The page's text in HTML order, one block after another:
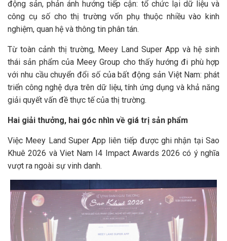
động sản, phản ánh hướng tiếp cận: tổ chức lại dữ liệu và
công cụ số cho thị trường vốn phụ thuộc nhiều vào kinh
nghiệm, quan hệ và thông tin phân tán.
Từ toàn cảnh thị trường, Meey Land Super App và hệ sinh
thái sản phẩm của Meey Group cho thấy hướng đi phù hợp
với nhu cầu chuyển đổi số của bất động sản Việt Nam: phát
triển công nghệ dựa trên dữ liệu, tính ứng dụng và khả năng
giải quyết vấn đề thực tế của thị trường.
Hai giải thưởng, hai góc nhìn về giá trị sản phẩm
Việc Meey Land Super App liên tiếp được ghi nhận tại Sao
Khuê 2026 và Viet Nam I4 Impact Awards 2026 có ý nghĩa
vượt ra ngoài sự vinh danh.